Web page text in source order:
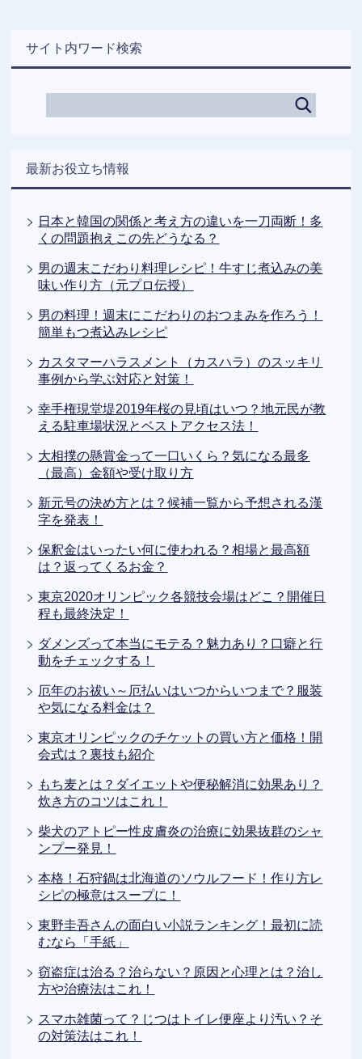
サイト内ワード検索
最新お役立ち情報
日本と韓国の関係と考え方の違いを一刀両断！多
くの問題抱えこの先どうなる？
男の週末こだわり料理レシピ！牛すじ煮込みの美
味い作り方（元プロ伝授）
男の料理！週末にこだわりのおつまみを作ろう！
簡単もつ煮込みレシピ
カスタマーハラスメント（カスハラ）のスッキリ
事例から学ぶ対応と対策！
幸手権現堂堤2019年桜の見頃はいつ？地元民が教
える駐車場状況とベストアクセス法！
大相撲の懸賞金って一口いくら？気になる最多
（最高）金額や受け取り方
新元号の決め方とは？候補一覧から予想される漢
字を発表！
保釈金はいったい何に使われる？相場と最高額
は？返ってくるお金？
東京2020オリンピック各競技会場はどこ？開催日
程も最終決定！
ダメンズって本当にモテる？魅力あり？口癖と行
動をチェックする！
厄年のお祓い～厄払いはいつからいつまで？服装
や気になる料金は？
東京オリンピックのチケットの買い方と価格！開
会式は？裏技も紹介
もち麦とは？ダイエットや便秘解消に効果あり？
炊き方のコツはこれ！
柴犬のアトピー性皮膚炎の治療に効果抜群のシャ
ンプー発見！
本格！石狩鍋は北海道のソウルフード！作り方レ
シピの極意はスープに！
東野圭吾さんの面白い小説ランキング！最初に読
むなら「手紙」
窃盗症は治る？治らない？原因と心理とは？治し
方や治療法はこれ！
スマホ雑菌って？じつはトイレ便座より汚い？そ
の対策法はこれ！